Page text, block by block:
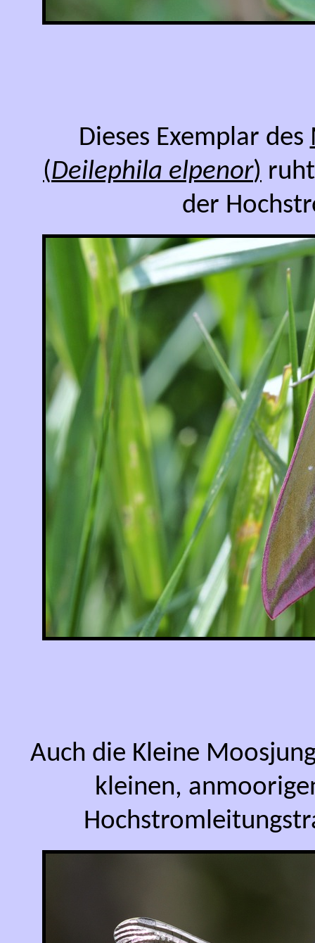
Dieses Exemplar des
(Deilephila elpenor)
der
Auch die Kleine
kleinen,